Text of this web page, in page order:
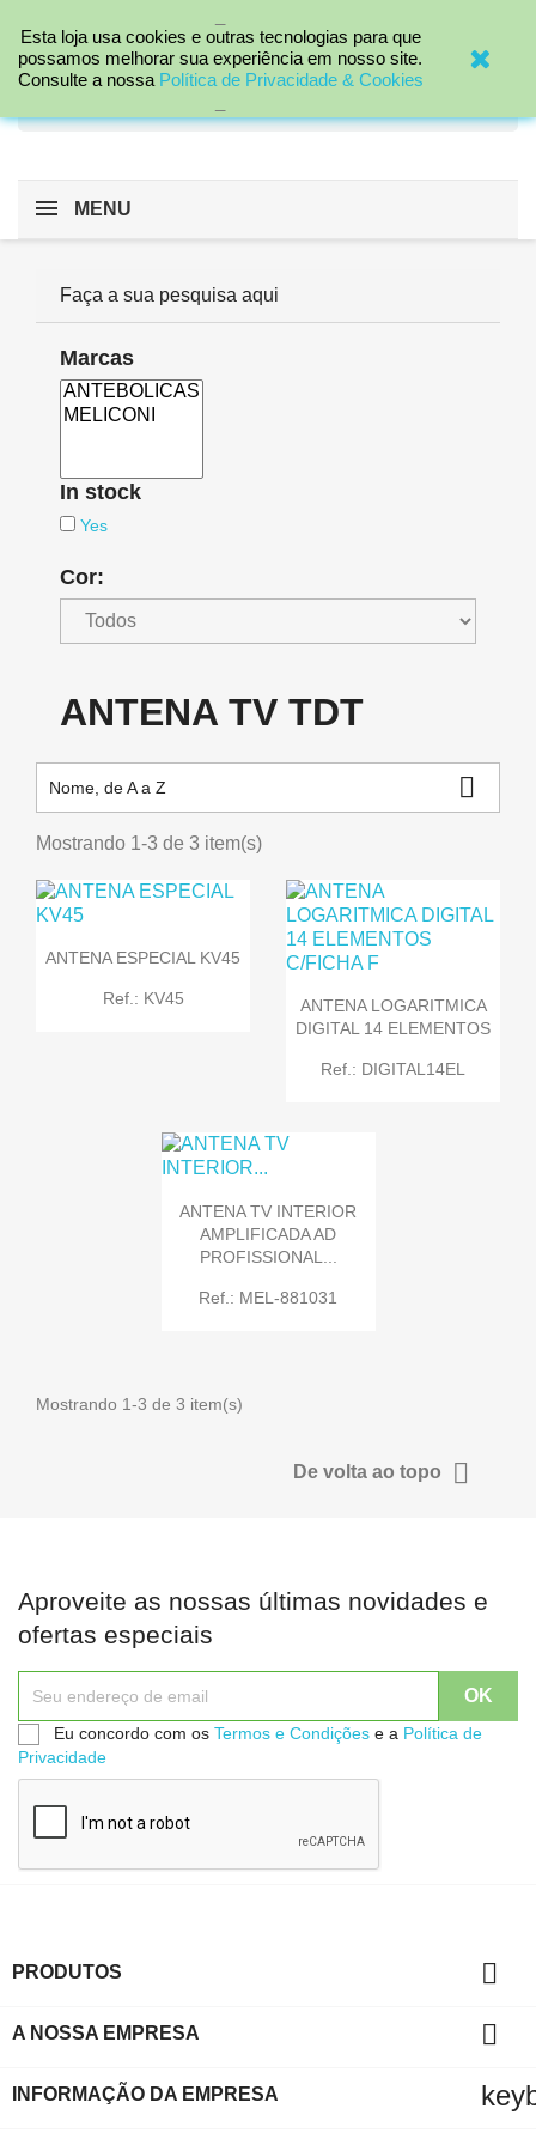

MENU
Faça a sua pesquisa aqui
Marcas
In stock
Yes
Cor:
ANTENA TV TDT
Nome, de A a Z 
Mostrando 1-3 de 3 item(s)
ANTENA ESPECIAL KV45
Ref.: KV45
ANTENA LOGARITMICA
DIGITAL 14 ELEMENTOS
Ref.: DIGITAL14EL
ANTENA TV INTERIOR
AMPLIFICADA AD
PROFISSIONAL...
Ref.: MEL-881031
Mostrando 1-3 de 3 item(s)
De volta ao topo 
Aproveite as nossas últimas novidades e
ofertas especiais
Eu concordo com os Termos e Condições e a Política de
Privacidade
PRODUTOS 
A NOSSA EMPRESA 
INFORMAÇÃO DA EMPRESA
Esta loja usa cookies e outras tecnologias para que
possamos melhorar sua experiência em nosso site.
Consulte a nossa Política de Privacidade & Cookies